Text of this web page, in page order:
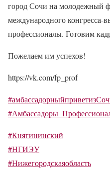
город Сочи на молодежный
международного конгресса-
профессионалы. Готовим
Пожелаем им успехов!
https://vk.com/fp_prof
#Княгининский
#НГИЭУ
#Нижегородскаяобласть